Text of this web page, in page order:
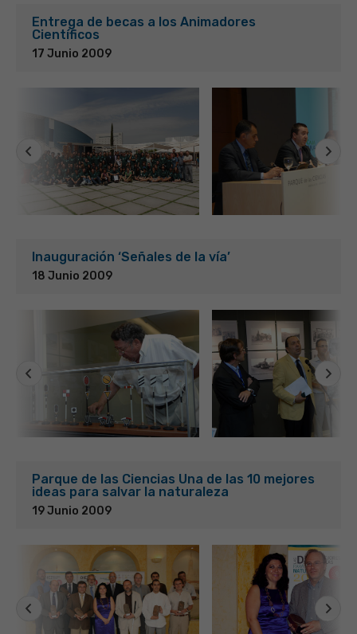
Entrega de becas a los Animadores
Científicos
17 Junio 2009
Inauguración ‘Señales de la vía’
18 Junio 2009
Parque de las Ciencias Una de las 10 mejores
ideas para salvar la naturaleza
19 Junio 2009